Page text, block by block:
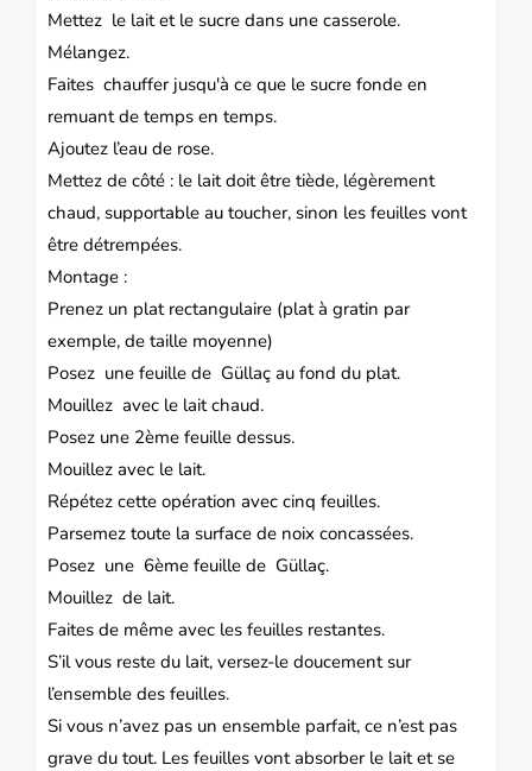
Mettez le lait et le sucre dans une casserole.
Mélangez.
Faites chauffer jusqu'à ce que le sucre fonde en
remuant de temps en temps.
Ajoutez l’eau de rose.
Mettez de côté : le lait doit être tiède, légèrement
chaud, supportable au toucher, sinon les feuilles vont
être détrempées.
Montage :
Prenez un plat rectangulaire (plat à gratin par
exemple, de taille moyenne)
Posez une feuille de Güllaç au fond du plat.
Mouillez avec le lait chaud.
Posez une 2ème feuille dessus.
Mouillez avec le lait.
Répétez cette opération avec cinq feuilles.
Parsemez toute la surface de noix concassées.
Posez une 6ème feuille de Güllaç.
Mouillez de lait.
Faites de même avec les feuilles restantes.
S’il vous reste du lait, versez-le doucement sur
l’ensemble des feuilles.
Si vous n’avez pas un ensemble parfait, ce n’est pas
grave du tout. Les feuilles vont absorber le lait et se